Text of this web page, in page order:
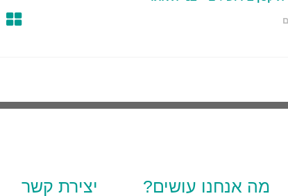
מה אנחנו עושים? יצירת קשר